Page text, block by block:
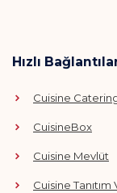
Hızlı
Cuisine
CuisineBox
Cuisine Mevlüt
Cuisine